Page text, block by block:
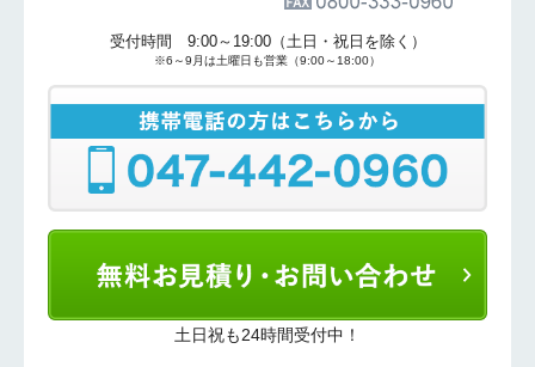
受付時間 9:00～19:00（土日・祝日を除く）
※6～9月は土曜日も営業（9:00～18:00）
土日祝も24時間受付中！